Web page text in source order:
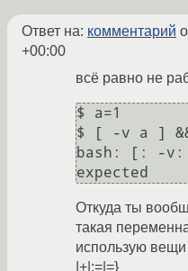
Ответ на: комментарий
+00:00
всё равно не
$ a=1
$ [ -v a ]
bash: [: -v:
Откуда ты
такая
использую вещи
|+|:=|=}